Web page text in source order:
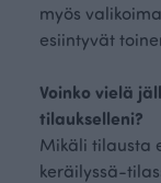
myös
esiintyvät
Voinko vielä
tilaukselleni?
Mikäli tilausta
keräilyssä-